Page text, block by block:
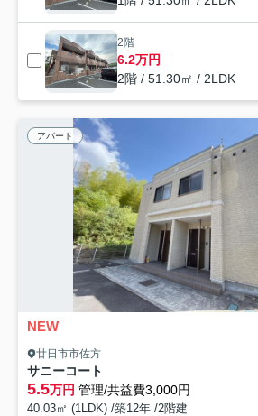
2階
6.2万円
2階 / 51.30㎡ / 2LDK
アパート
NEW
廿日市市佐方
サニーコート
5.5万円 管理/共益費3,000円
40.03㎡ (1LDK) /築12年 /2階建